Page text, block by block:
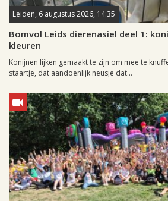
Leiden, 6 augustus 2026, 14:35
Bomvol Leids dierenasiel deel 1:
kleuren
Konijnen lijken gemaakt te zijn om mee te
staartje, dat aandoenlijk neusje dat...